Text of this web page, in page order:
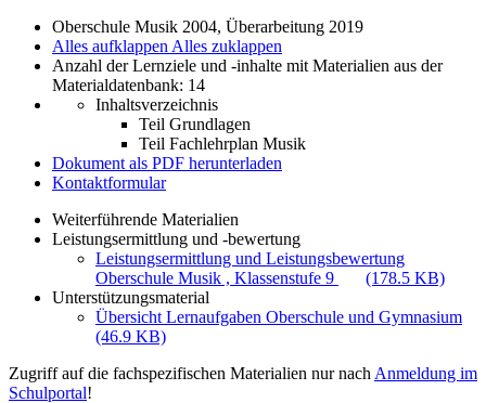
Oberschule Musik 2004, Überarbeitung 2019
Alles aufklappen Alles zuklappen
Anzahl der Lernziele und -inhalte mit Materialien aus der
Materialdatenbank: 14
Inhaltsverzeichnis
Teil Grundlagen
Teil Fachlehrplan Musik
Dokument als PDF herunterladen
Kontaktformular
Weiterführende Materialien
Leistungsermittlung und -bewertung
Leistungsermittlung und Leistungsbewertung
Oberschule Musik , Klassenstufe 9
(178.5 KB)
Unterstützungsmaterial
Übersicht Lernaufgaben Oberschule und Gymnasium
(46.9 KB)
Zugriff auf die fachspezifischen Materialien nur nach Anmeldung im
Schulportal!